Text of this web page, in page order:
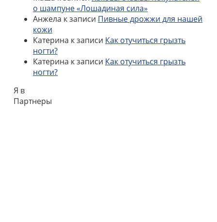
о шампуне «Лошадиная сила»
Анжела к записи Пивные дрожжи для нашей
кожи
Катерина к записи Как отучиться грызть
ногти?
Катерина к записи Как отучиться грызть
ногти?
Я в
Партнеры